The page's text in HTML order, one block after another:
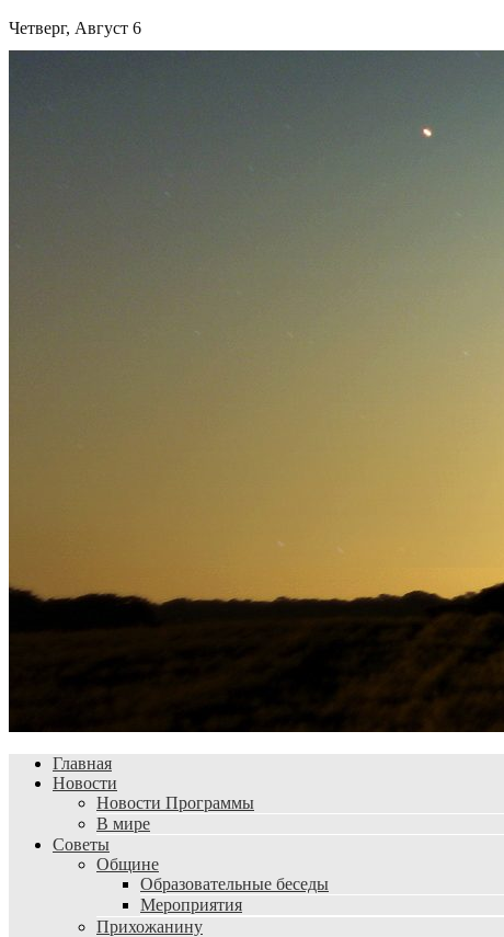
Четверг, Август 6
Главная
Новости
Новости Программы
В мире
Советы
Общине
Образовательные беседы
Мероприятия
Прихожанину